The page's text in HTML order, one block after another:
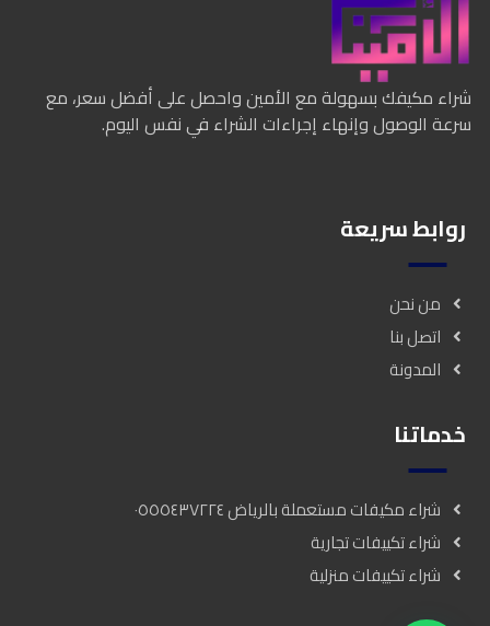
شراء مكيفك بسهولة مع الأمين واحصل على أفضل سعر، مع
سرعة الوصول وإنهاء إجراءات الشراء في نفس اليوم.
روابط سريعة
من نحن
اتصل بنا
المدونة
خدماتنا
شراء مكيفات مستعملة بالرياض ٠٥٥٥٤٣٧٢٢٤
شراء تكييفات تجارية
شراء تكييفات منزلية